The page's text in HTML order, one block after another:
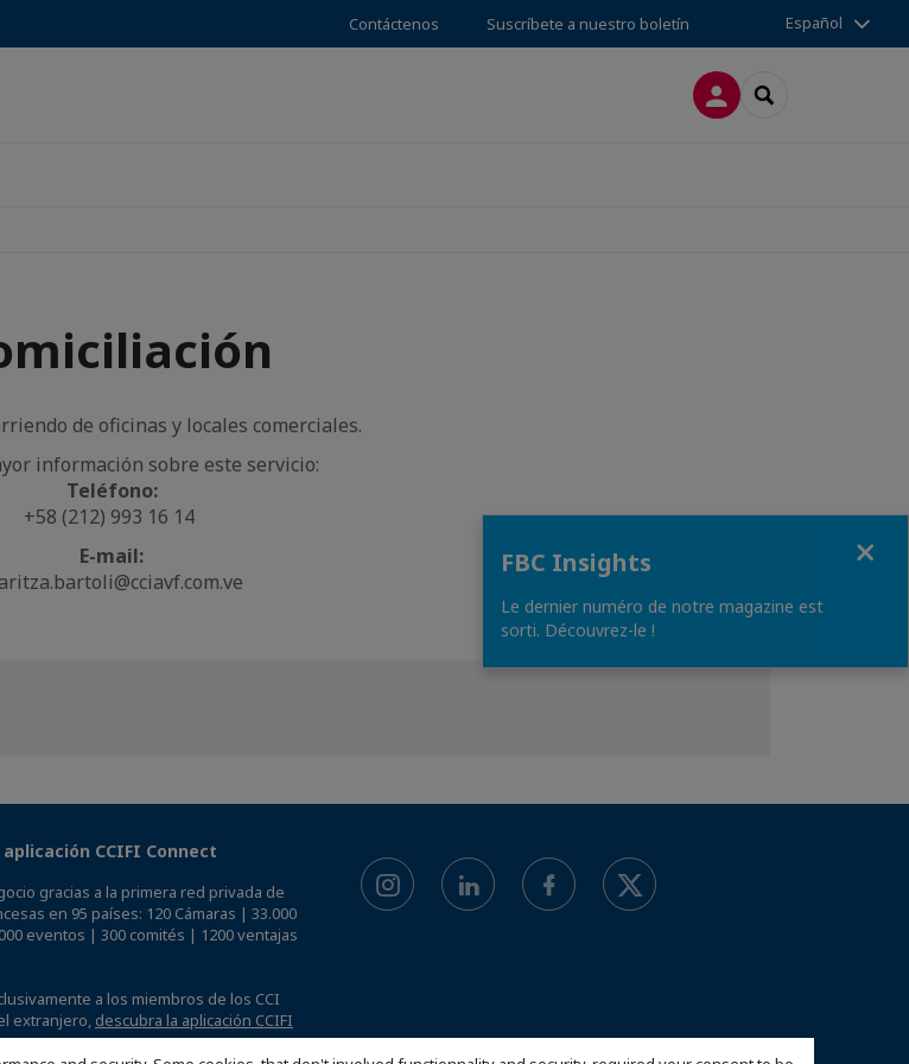
Contáctenos Suscríbete a nuestro boletín Español
CONECTARSE
SEARCH
de oficinas y locales comerciales.
información sobre este servicio:
Teléfono:
+58 (212) 993 16 14
E-mail:
CCIFI Connect
gracias a la primera red privada de
en 95 países: 120 Cámaras | 33.000
eventos | 300 comités | 1200 ventajas
a los miembros de los CCI
extranjero, descubra la aplicación CCIFI
FBC Insights
Le dernier numéro de notre magazine est
sorti. Découvrez-le !